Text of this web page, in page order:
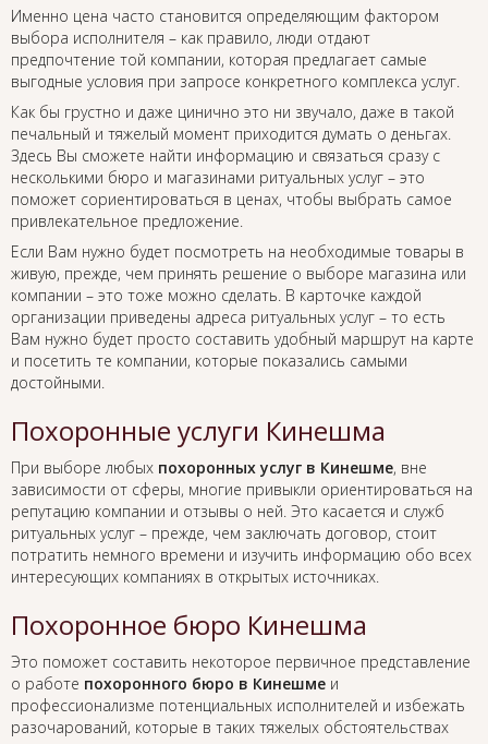
Именно цена часто становится определяющим фактором
выбора исполнителя – как правило, люди отдают
предпочтение той компании, которая предлагает самые
выгодные условия при запросе конкретного комплекса услуг.
Как бы грустно и даже цинично это ни звучало, даже в такой
печальный и тяжелый момент приходится думать о деньгах.
Здесь Вы сможете найти информацию и связаться сразу с
несколькими бюро и магазинами ритуальных услуг – это
поможет сориентироваться в ценах, чтобы выбрать самое
привлекательное предложение.
Если Вам нужно будет посмотреть на необходимые товары в
живую, прежде, чем принять решение о выборе магазина или
компании – это тоже можно сделать. В карточке каждой
организации приведены адреса ритуальных услуг – то есть
Вам нужно будет просто составить удобный маршрут на карте
и посетить те компании, которые показались самыми
достойными.
Похоронные услуги Кинешма
При выборе любых похоронных услуг в Кинешме, вне
зависимости от сферы, многие привыкли ориентироваться на
репутацию компании и отзывы о ней. Это касается и служб
ритуальных услуг – прежде, чем заключать договор, стоит
потратить немного времени и изучить информацию обо всех
интересующих компаниях в открытых источниках.
Похоронное бюро Кинешма
Это поможет составить некоторое первичное представление
о работе похоронного бюро в Кинешме и
профессионализме потенциальных исполнителей и избежать
разочарований, которые в таких тяжелых обстоятельствах